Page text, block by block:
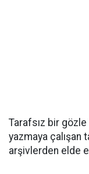
Tarafsız bir
yazmaya çalışan
arşivlerden elde